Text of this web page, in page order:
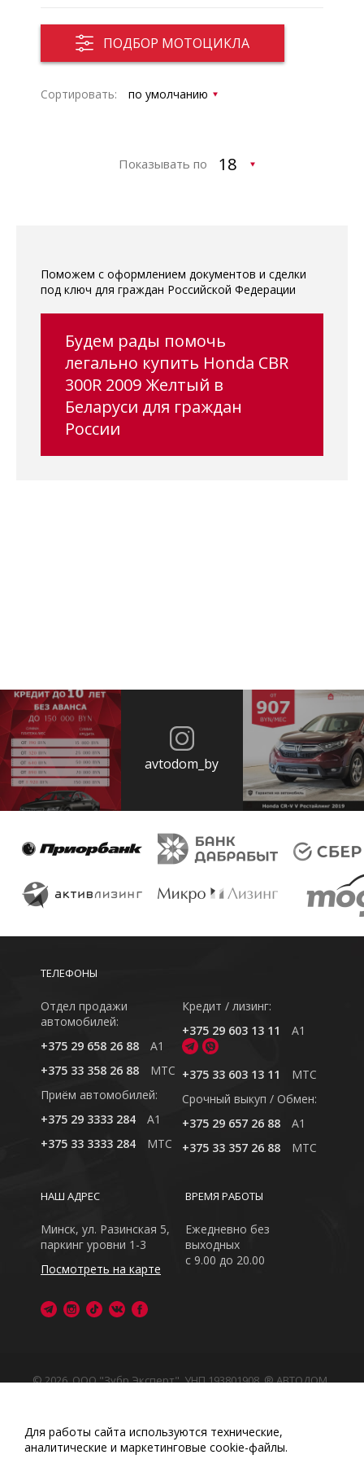
ПОДБОР МОТОЦИКЛА
Сортировать:
Показывать по
Поможем с оформлением документов и сделки
под ключ для граждан Российской Федерации
Будем рады помочь
легально купить Honda CBR
300R 2009 Желтый в
Беларуси для граждан
России
avtodom_by
ТЕЛЕФОНЫ
Отдел продажи
автомобилей:
+375 29 658 26 88
A1
+375 33 358 26 88
MTC
Приём автомобилей:
+375 29 3333 284
A1
+375 33 3333 284
MTC
Кредит / лизинг:
+375 29 603 13 11
A1
+375 33 603 13 11
MTC
Cрочный выкуп / Обмен:
+375 29 657 26 88
A1
+375 33 357 26 88
MTC
ВРЕМЯ РАБОТЫ
Ежедневно без
выходных
с 9.00 до 20.00
НАШ АДРЕС
Минск, ул. Разинская 5,
паркинг уровни 1-3
Посмотреть на карте
© 2026, ООО "Зубр Эксперт", УНП 193801908. ® АВТОДОМ
Обращаем Ваше внимание на то, что данный интернет-
сайт носит исключительно информационный характер
Любое использование либо копирование материалов
Для работы сайта используются технические,
аналитические и маркетинговые сооkіе-файлы.